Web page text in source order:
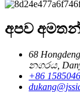
අපව
68
නගරය,
+86